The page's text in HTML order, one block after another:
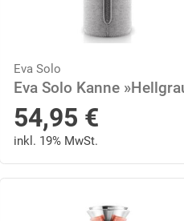
Eva Solo
54,95 €
inkl. 19% MwSt.